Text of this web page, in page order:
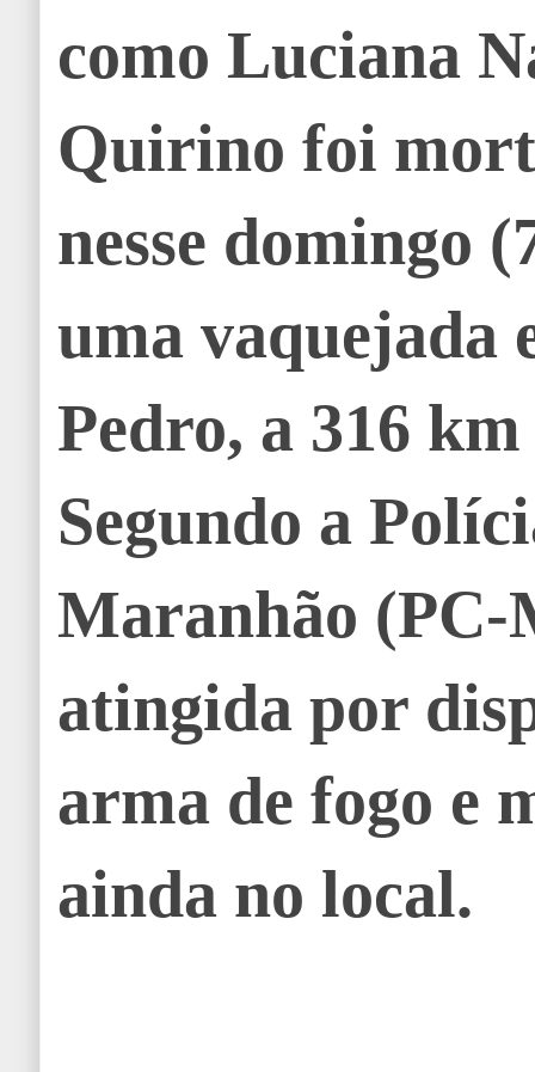
como Luciana
Quirino foi
nesse domingo
uma vaquejada
Pedro, a 316
Segundo a
Maranhão
atingida por
arma de fogo e
ainda no local.